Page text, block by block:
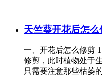
天竺葵开花后怎
一、开花后怎么修剪
修剪，此时植物处于
只需要注意那些枯萎